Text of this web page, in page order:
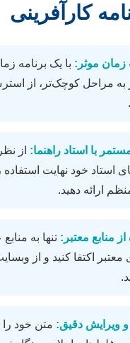
کارآفرینی
با یک برنامه
به مراحل کوچک‌تر، از
از
استاد خود نهایت
ارائه دهید.
تنها به
معتبر اکتفا کنید و از
متن خود را